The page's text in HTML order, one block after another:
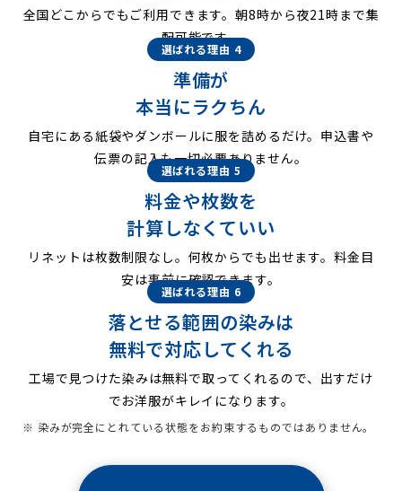
全国どこからでもご利用できます。朝8時から夜21時まで集
配可能です。
選ばれる理由 4
準備が
本当にラクちん
自宅にある紙袋やダンボールに服を詰めるだけ。申込書や
伝票の記入も一切必要ありません。
選ばれる理由 5
料金や枚数を
計算しなくていい
リネットは枚数制限なし。何枚からでも出せます。料金目
安は事前に確認できます。
選ばれる理由 6
落とせる範囲の染みは
無料で対応してくれる
工場で見つけた染みは無料で取ってくれるので、出すだけ
でお洋服がキレイになります。
※ 染みが完全にとれている状態をお約束するものではありません。